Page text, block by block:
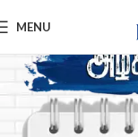
MENU